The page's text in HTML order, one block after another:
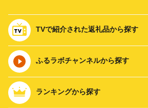
TVで紹介された返礼品から探す
ふるラボチャンネルから探す
ランキングから探す